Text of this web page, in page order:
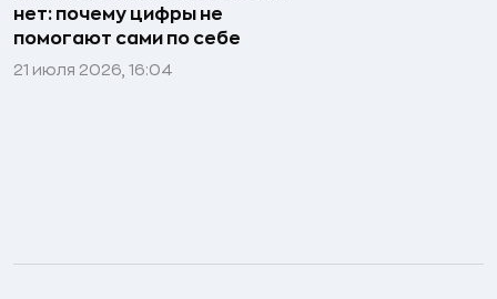
нет: почему цифры не
помогают сами по себе
21 июля 2026, 16:04